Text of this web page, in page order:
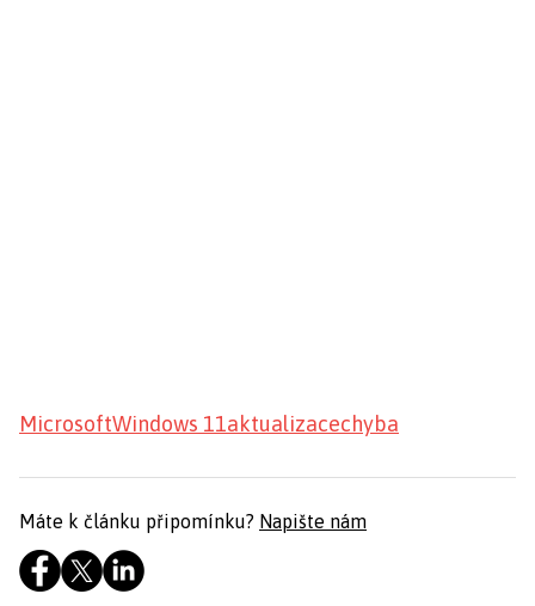
MicrosoftWindows 11aktualizacechyba
Máte k článku připomínku? Napište nám